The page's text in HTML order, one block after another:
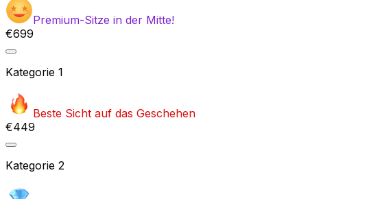
Premium-Sitze in der Mitte!
€699
Kategorie 1
Beste Sicht auf das Geschehen
€449
Kategorie 2